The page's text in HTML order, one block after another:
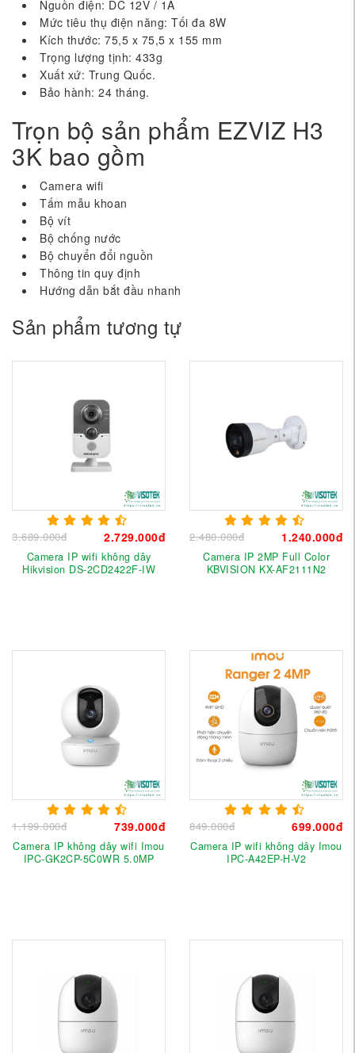
Nguồn điện: DC 12V / 1A
Mức tiêu thụ điện năng: Tối đa 8W
Kích thước: 75,5 x 75,5 x 155 mm
Trọng lượng tịnh: 433g
Xuất xứ: Trung Quốc.
Bảo hành: 24 tháng.
Trọn bộ sản phẩm EZVIZ H3
3K bao gồm
Camera wifi
Tấm mẫu khoan
Bộ vít
Bộ chống nước
Bộ chuyển đổi nguồn
Thông tin quy định
Hướng dẫn bắt đầu nhanh
Sản phẩm tương tự
3.689.000đ 2.729.000đ
Camera IP wifi không dây
Hikvision DS-2CD2422F-IW
2.480.000đ 1.240.000đ
Camera IP 2MP Full Color
KBVISION KX-AF2111N2
1.199.000đ 739.000đ
Camera IP không dây wifi Imou
IPC-GK2CP-5C0WR 5.0MP
849.000đ 699.000đ
Camera IP wifi không dây Imou
IPC-A42EP-H-V2